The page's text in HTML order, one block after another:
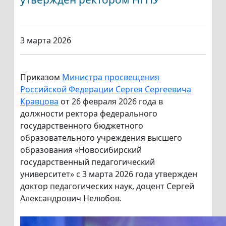
3 марта 2026
Приказом Министра просвещения
Российской Федерации Сергея Сергеевича
Кравцова от 26 февраля 2026 года в
должности ректора федерального
государственного бюджетного
образовательного учреждения высшего
образования «Новосибирский
государственный педагогический
университет» с 3 марта 2026 года утвержден
доктор педагогических наук, доцент Сергей
Александрович Нелюбов.